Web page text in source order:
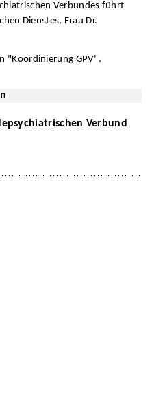
Verbundes führt
Dienstes, Frau Dr.
"Koordinierung GPV".
Verbund